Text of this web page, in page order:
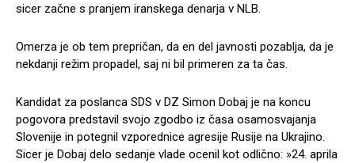
sicer začne s pranjem iranskega denarja v NLB.
Omerza je ob tem prepričan, da en del javnosti pozablja, da je
nekdanji režim propadel, saj ni bil primeren za ta čas.
Kandidat za poslanca SDS v DZ Simon Dobaj je na koncu
pogovora predstavil svojo zgodbo iz časa osamosvajanja
Slovenije in potegnil vzporednice agresije Rusije na Ukrajino.
Sicer je Dobaj delo sedanje vlade ocenil kot odlično: »24. aprila